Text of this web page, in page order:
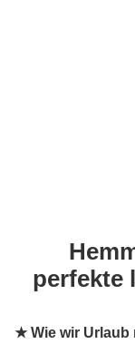
perfekte
★Wie wir Urlaub